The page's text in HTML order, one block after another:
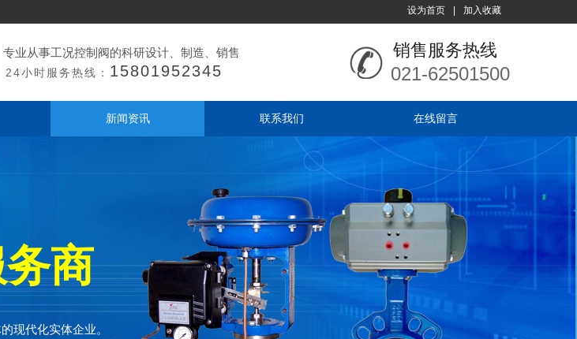
设为首页 加入收藏
销售服务热线
专业从事工况控制阀的科研设计、制造、销售
24小时服务热线： 15801952345 021-62501500
新闻资讯 联系我们 在线留言
商
现代化实体企业。